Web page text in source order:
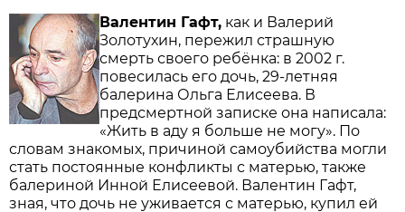
Валентин Гафт, как и Валерий
Золотухин, пережил страшную
смерть своего ребёнка: в 2002 г.
повесилась его дочь, 29-летняя
балерина Ольга Елисеева. В
предсмертной записке она написала:
«Жить в аду я больше не могу». По
словам знакомых, причиной самоубийства могли
стать постоянные конфликты с матерью, также
балериной Инной Елисеевой. Валентин Гафт,
зная, что дочь не уживается с матерью, купил ей